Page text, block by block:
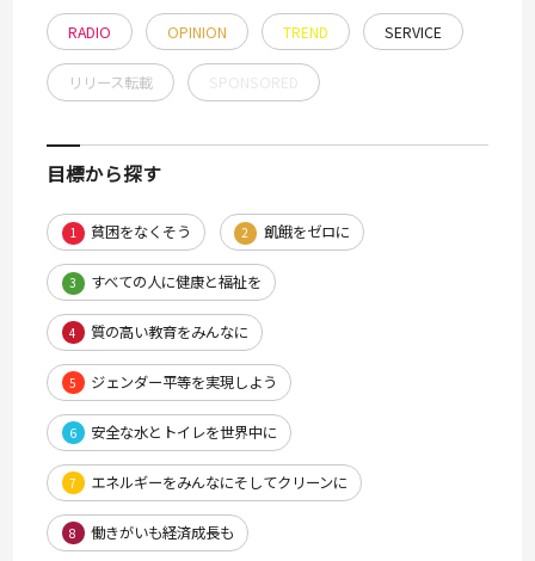
RADIO OPINION TREND SERVICE
リリース転載
目標から探す
1 貧困をなくそう 2 飢餓をゼロに
3 すべての人に健康と福祉を
4 質の高い教育をみんなに
5 ジェンダー平等を実現しよう
6 安全な水とトイレを世界中に
7 エネルギーをみんなにそしてクリーンに
8 働きがいも経済成長も